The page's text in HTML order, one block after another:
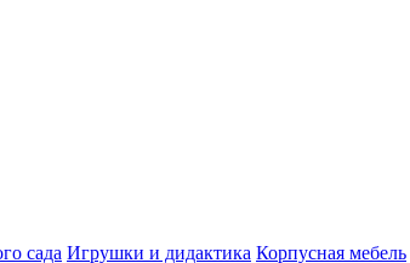
сада Игрушки и дидактика Корпусная мебель